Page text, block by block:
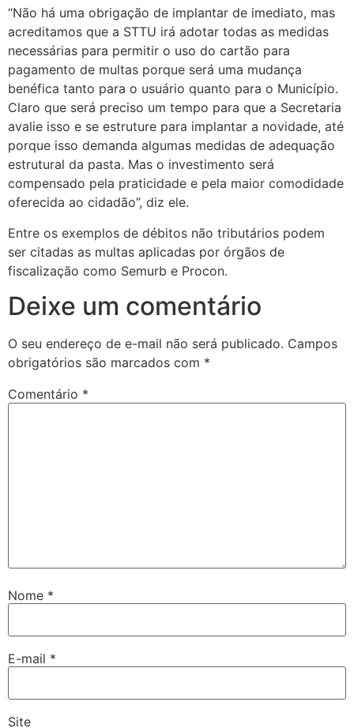
“Não há uma obrigação de implantar de imediato, mas
acreditamos que a STTU irá adotar todas as medidas
necessárias para permitir o uso do cartão para
pagamento de multas porque será uma mudança
benéfica tanto para o usuário quanto para o Município.
Claro que será preciso um tempo para que a Secretaria
avalie isso e se estruture para implantar a novidade, até
porque isso demanda algumas medidas de adequação
estrutural da pasta. Mas o investimento será
compensado pela praticidade e pela maior comodidade
oferecida ao cidadão”, diz ele.
Entre os exemplos de débitos não tributários podem
ser citadas as multas aplicadas por órgãos de
fiscalização como Semurb e Procon.
Deixe um comentário
O seu endereço de e-mail não será publicado. Campos
obrigatórios são marcados com *
Comentário *
Nome *
E-mail *
Site